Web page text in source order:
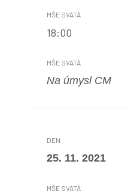
18:00
Na úmysl CM
25. 11. 2021